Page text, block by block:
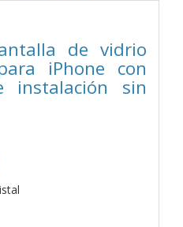
de vidrio
iPhone con
instalación sin